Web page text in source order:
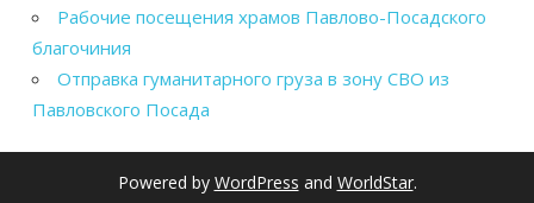
Рабочие посещения храмов Павлово-Посадского
благочиния
Отправка гуманитарного груза в зону СВО из
Павловского Посада
Powered by WordPress and WorldStar.